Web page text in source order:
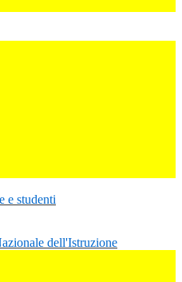
e studenti
dell'Istruzione